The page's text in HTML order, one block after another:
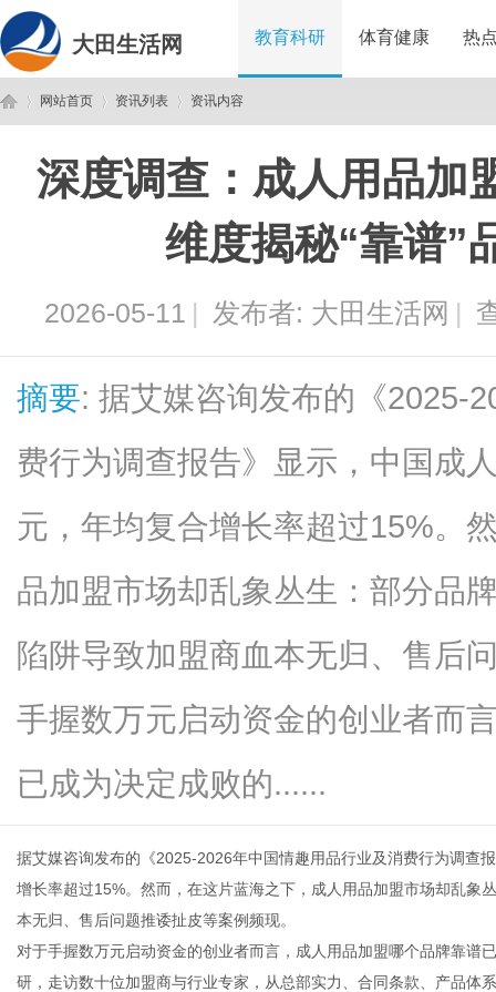
大田生活网 教育科研 体育健康 热
网站首页
›
资讯列表
›
资讯内容
深度调查：成人用品加
维度揭秘“靠谱”
2026-05-11 | 发布者: 大田生活网 |
摘要: 据艾媒咨询发布的《2025-
费行为调查报告》显示，中国成
元，年均复合增长率超过15%。
品加盟市场却乱象丛生：部分品
陷阱导致加盟商血本无归、售后
手握数万元启动资金的创业者而
已成为决定成败的......
据艾媒咨询发布的《2025-2026年中国情趣用品行业及消费行为调查
增长率超过15%。然而，在这片蓝海之下，成人用品加盟市场却乱象
本无归、售后问题推诿扯皮等案例频现。
对于手握数万元启动资金的创业者而言，成人用品加盟哪个品牌靠谱
研，走访数十位加盟商与行业专家，从总部实力、合同条款、产品体